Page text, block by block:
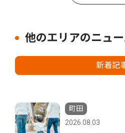
他のエリアのニュー
新着記
町田
2026.08.03